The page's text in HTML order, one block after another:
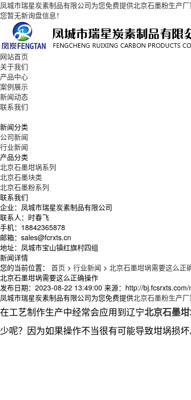
凤城市瑞星炭素制品有限公司为您免费提供北京石墨粉生产厂
您暂无新询盘信息！
网站首页
关于我们
产品中心
案例展示
新闻动态
联系我们
新闻分类
公司新闻
行业新闻
产品分类
北京石墨坩埚系列
北京石墨块类
北京石墨粉系列
联系我们
企业：凤城市瑞星炭素制品有限公司
联系人：时春飞
手机：18842365878
邮箱：sales@fcrxts.cn
地址：凤城市宝山镇红旗村四组
新闻详情
您的当前位置： 首页 > 行业新闻 > 北京石墨坩埚需要这么正
北京石墨坩埚需要这么正确操作
发布日期： 2023-08-22 13:49:00 来源： http://
凤城市瑞星炭素制品有限公司为您免费提供北京石墨粉生产厂
在工艺制作生产中经常会应用到辽宁北京石墨
少呢？因为如果操作不当很有可能导致坩埚损坏